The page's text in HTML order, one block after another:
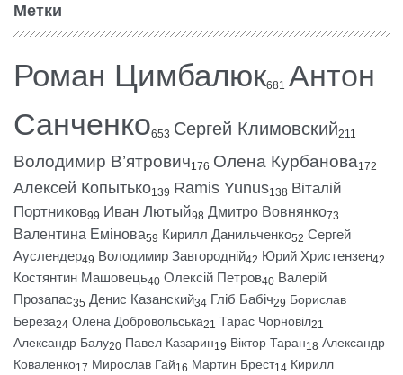
Метки
Роман Цимбалюк681 Антон
Санченко653 Сергей Климовский211
Володимир В’ятрович176 Олена Курбанова172
Алексей Копытько139 Ramis Yunus138 Віталій
Портников99 Иван Лютый98 Дмитро Вовнянко73
Валентина Емінова59 Кирилл Данильченко52 Сергей
Ауслендер49 Володимир Завгородній42 Юрий Христензен42
Костянтин Машовець40 Олексій Петров40 Валерій
Прозапас35 Денис Казанский34 Гліб Бабіч29 Борислав
Береза24 Олена Добровольська21 Тарас Чорновіл21
Александр Балу20 Павел Казарин19 Віктор Таран18 Александр
Коваленко17 Мирослав Гай16 Мартин Брест14 Кирилл